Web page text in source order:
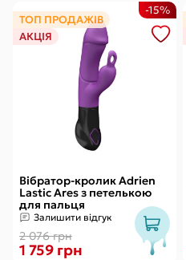
ТОП ПРОДАЖІВ
АКЦІЯ
Вібратор-кролик Adrien
Lastic Ares з петелькою
для пальця
Залишити відгук
2 076 грн
-15%
1 759 грн